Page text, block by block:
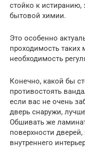
стойко к
бытовой химии.
Это особенно
проходимость
необходимость
Конечно, какой бы
противостоять
если вас не очень
дверь снаружи,
Обшивать же
поверхности
внутреннего